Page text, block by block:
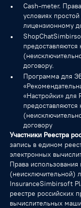
Cash-meter.
условиях
лицензионному
предоставляются
договору.
Программа для
«Настройки» для
предоставляются
договору
Участники Реестра
запись в едином
электронных
Права использования
(неисключительной)
InsuranceSimbirsoft
реестре российских
вычислительных